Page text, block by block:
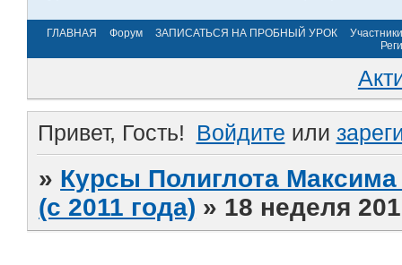
ГЛАВНАЯ Форум ЗАПИСАТЬСЯ НА ПРОБНЫЙ УРОК
Участники
Привет, Гость! Войдите или
» Курсы Полиглота
(с 2011 года) » 18 неделя